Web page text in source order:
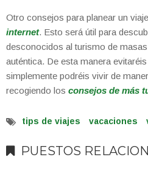
Otro consejos para planear un
internet. Esto será útil para
desconocidos al turismo de
auténtica. De esta manera
simplemente podréis vivir de
recogiendo los consejos de más
tips de viajes vacaciones
PUESTOS